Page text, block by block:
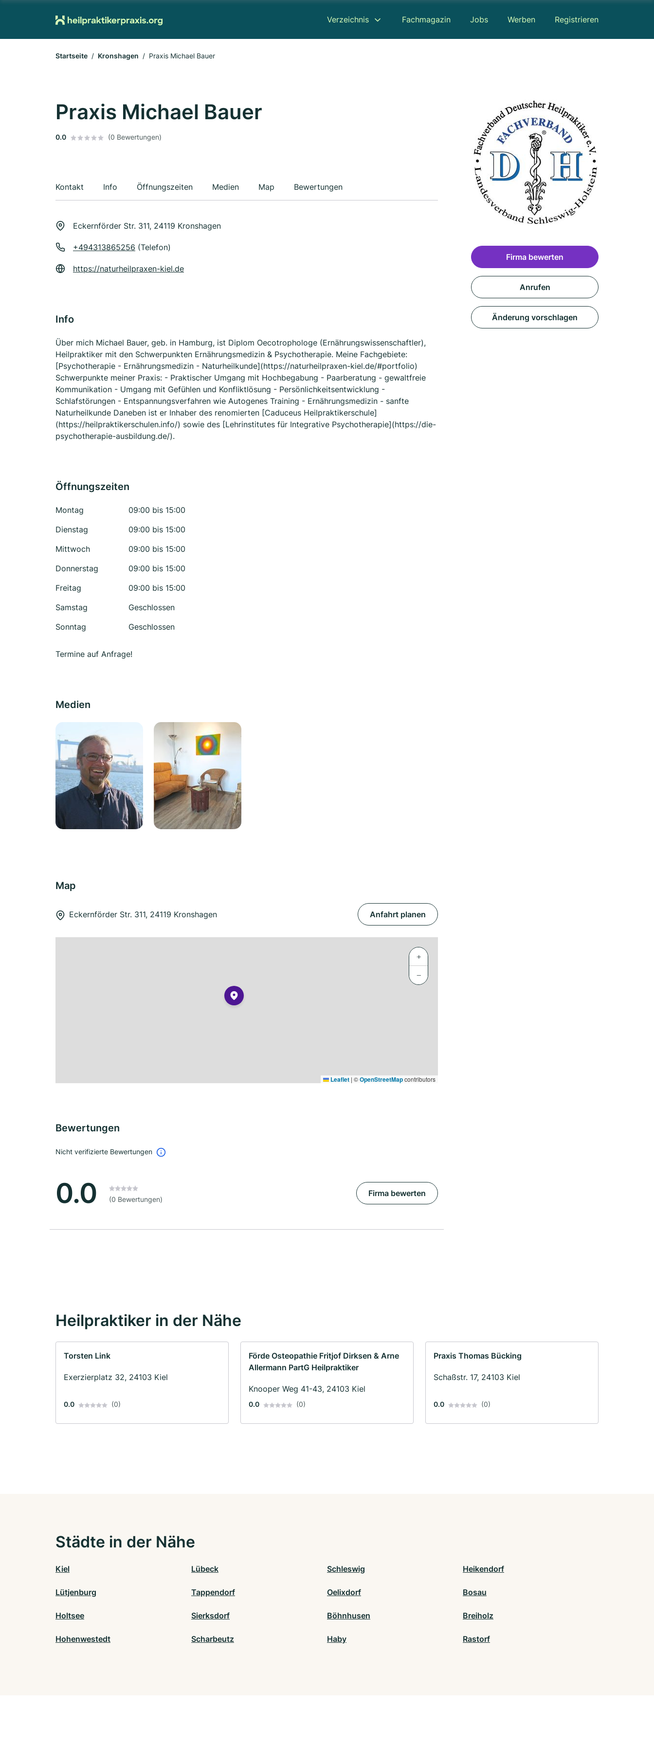
Verzeichnis Fachmagazin Jobs Werben Registrieren
Startseite Kronshagen Praxis Michael Bauer
Praxis Michael Bauer
0.0 (0 Bewertungen)
Kontakt Info Öffnungszeiten Medien Map Bewertungen
Eckernförder Str. 311, 24119 Kronshagen
+494313865256 (Telefon)
https://naturheilpraxen-kiel.de
Info
Über mich Michael Bauer, geb. in Hamburg, ist Diplom Oecotrophologe (Ernährungswissenschaftler),
Heilpraktiker mit den Schwerpunkten Ernährungsmedizin & Psychotherapie. Meine Fachgebiete:
[Psychotherapie - Ernährungsmedizin - Naturheilkunde](https://naturheilpraxen-kiel.de/#portfolio)
Schwerpunkte meiner Praxis: - Praktischer Umgang mit Hochbegabung - Paarberatung - gewaltfreie
Kommunikation - Umgang mit Gefühlen und Konfliktlösung - Persönlichkeitsentwicklung -
Schlafstörungen - Entspannungsverfahren wie Autogenes Training - Ernährungsmedizin - sanfte
Naturheilkunde Daneben ist er Inhaber des renomierten [Caduceus Heilpraktikerschule]
(https://heilpraktikerschulen.info/) sowie des [Lehrinstitutes für Integrative Psychotherapie](https://die-
psychotherapie-ausbildung.de/).
Öffnungszeiten
Montag
09:00 bis 15:00
Dienstag
09:00 bis 15:00
Mittwoch
09:00 bis 15:00
Donnerstag
09:00 bis 15:00
Freitag
09:00 bis 15:00
Samstag
Geschlossen
Sonntag
Geschlossen
Termine auf Anfrage!
Medien
Map
Eckernförder Str. 311, 24119 Kronshagen Anfahrt planen
+
−
Leaflet | ©OpenStreetMapcontributors
Bewertungen
Nicht verifizierte Bewertungen
0.0 (0 Bewertungen)
Firma bewerten
Firma bewerten
Anrufen
Änderung vorschlagen
Heilpraktiker in der Nähe
Torsten Link
Exerzierplatz 32, 24103 Kiel
0.0 (0)
Förde Osteopathie Fritjof Dirksen & Arne
Allermann PartG Heilpraktiker
Knooper Weg 41-43, 24103 Kiel
0.0 (0)
Praxis Thomas Bücking
Schaßstr. 17, 24103 Kiel
0.0 (0)
Städte in der Nähe
Kiel Lübeck Schleswig Heikendorf
Lütjenburg Tappendorf Oelixdorf Bosau
Holtsee Sierksdorf Böhnhusen Breiholz
Hohenwestedt Scharbeutz Haby Rastorf